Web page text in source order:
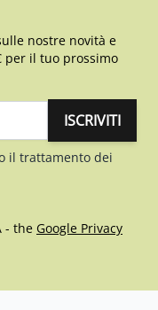
nostre novità e
per il tuo prossimo
ISCRIVITI
il trattamento dei
- the Google Privacy